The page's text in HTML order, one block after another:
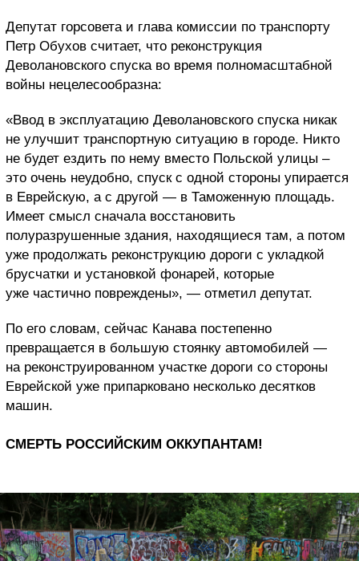
Депутат горсовета и глава комиссии по транспорту
Петр Обухов считает, что реконструкция
Деволановского спуска во время полномасштабной
войны нецелесообразна:
«Ввод в эксплуатацию Деволановского спуска никак
не улучшит транспортную ситуацию в городе. Никто
не будет ездить по нему вместо Польской улицы –
это очень неудобно, спуск с одной стороны упирается
в Еврейскую, а с другой — в Таможенную площадь.
Имеет смысл сначала восстановить
полуразрушенные здания, находящиеся там, а потом
уже продолжать реконструкцию дороги с укладкой
брусчатки и установкой фонарей, которые
уже частично повреждены», — отметил депутат.
По его словам, сейчас Канава постепенно
превращается в большую стоянку автомобилей —
на реконструированном участке дороги со стороны
Еврейской уже припарковано несколько десятков
машин.
СМЕРТЬ РОССИЙСКИМ ОККУПАНТАМ!